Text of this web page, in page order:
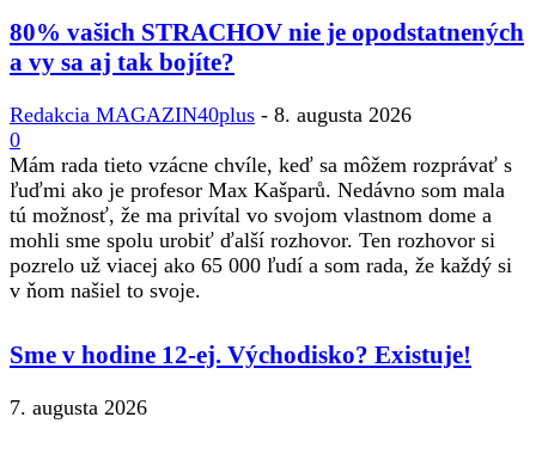
80% vašich STRACHOV nie je opodstatnených
a vy sa aj tak bojíte?
Redakcia MAGAZIN40plus - 8. augusta 2026
0
Mám rada tieto vzácne chvíle, keď sa môžem rozprávať s
ľuďmi ako je profesor Max Kašparů. Nedávno som mala
tú možnosť, že ma privítal vo svojom vlastnom dome a
mohli sme spolu urobiť ďalší rozhovor. Ten rozhovor si
pozrelo už viacej ako 65 000 ľudí a som rada, že každý si
v ňom našiel to svoje.
Sme v hodine 12-ej. Východisko? Existuje!
7. augusta 2026